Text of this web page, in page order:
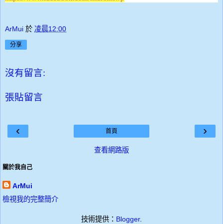
ArMui 於 凌晨12:00
分享
沒有留言:
張貼留言
‹ ›
首頁
查看網路版
關於我自己
ArMui
檢視我的完整簡介
技術提供： Blogger.